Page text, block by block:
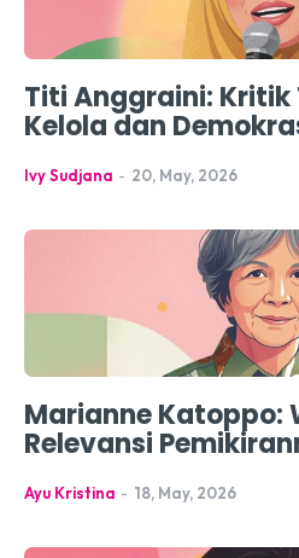
Titi Anggraini:
Kelola dan
Ivy Sudjana - 20, May, 2026
Marianne Katoppo:
Relevansi
Ayu Kristina - 18, May, 2026